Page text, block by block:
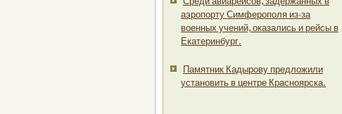
аэропорту Симферополя из-за
военных учений, оказались и рейсы в
Екатеринбург.
Памятник Кадырову предложили
установить в центре Красноярска.